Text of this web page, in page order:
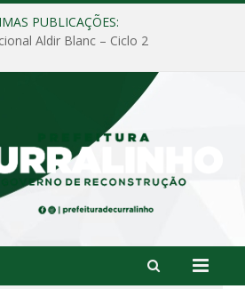
PUBLICAÇÕES:
Aldir Blanc – Ciclo 2